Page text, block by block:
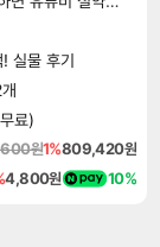
실물 후기
료)
원1%809,420원
4,800원 10%